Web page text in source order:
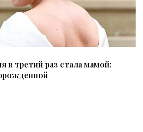
в третий раз стала мамой: